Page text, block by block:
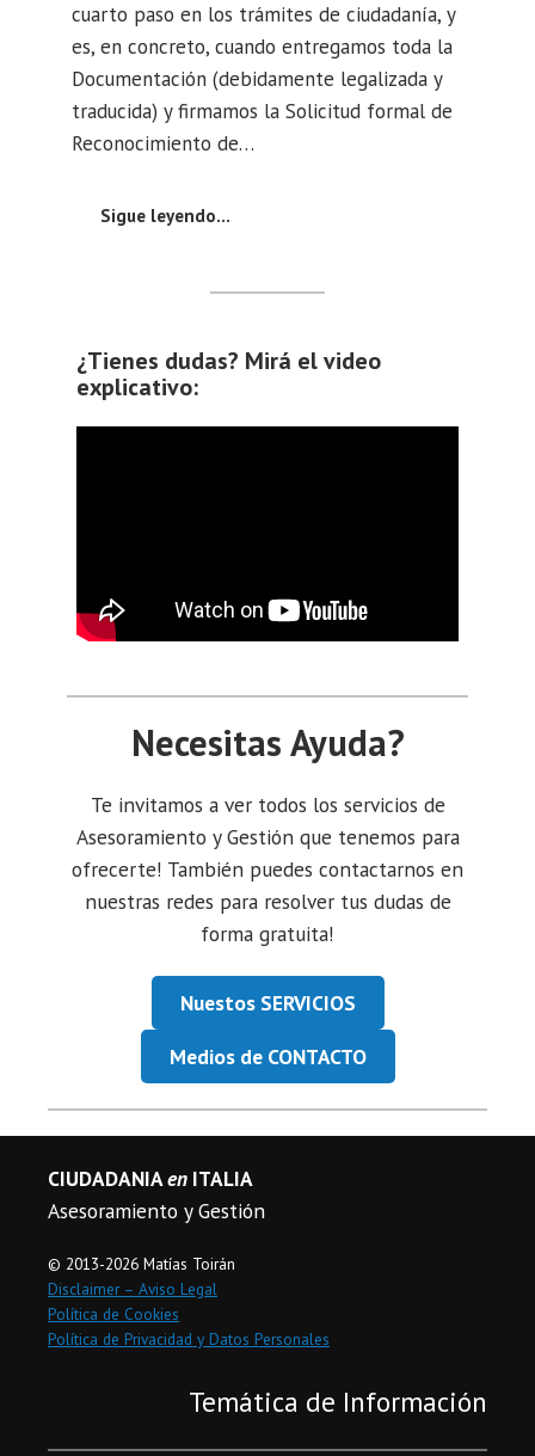
cuarto paso en los trámites de ciudadanía, y
es, en concreto, cuando entregamos toda la
Documentación (debidamente legalizada y
traducida) y firmamos la Solicitud formal de
Reconocimiento de…
Sigue leyendo…
¿Tienes dudas? Mirá el video
explicativo:
Necesitas Ayuda?
Te invitamos a ver todos los servicios de
Asesoramiento y Gestión que tenemos para
ofrecerte! También puedes contactarnos en
nuestras redes para resolver tus dudas de
forma gratuita!
Nuestos SERVICIOS
Medios de CONTACTO
CIUDADANIAen ITALIA
Asesoramiento y Gestión
© 2013-2026 Matías Toirán
Disclaimer – Aviso Legal
Política de Cookies
Política de Privacidad y Datos Personales
Temática de Información